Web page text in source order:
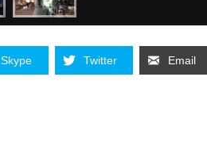
Skype Twitter Email